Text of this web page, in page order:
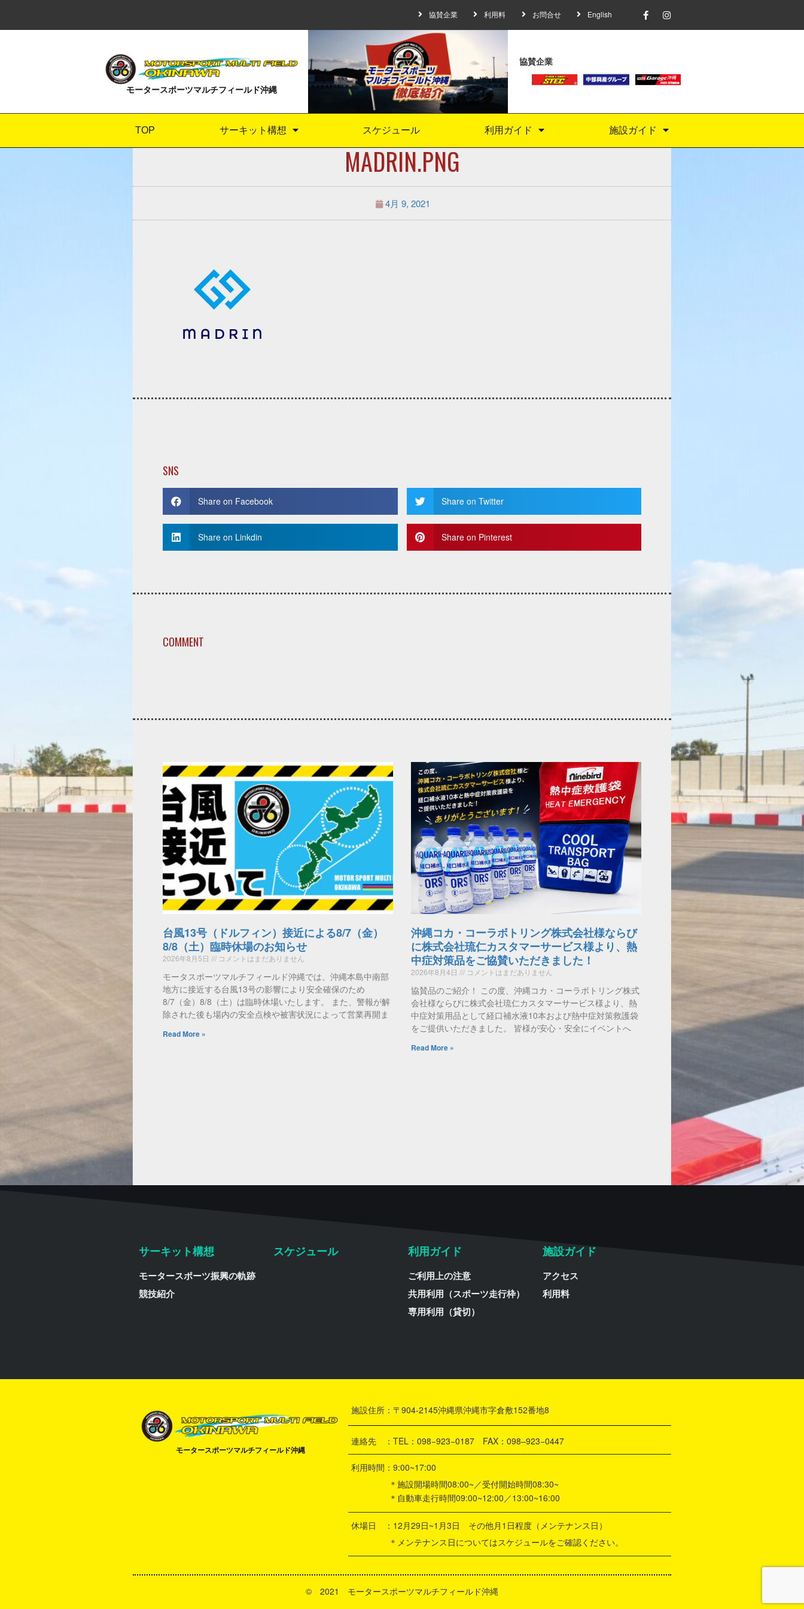
協賛企業 利用料 お問合せ English
モータースポーツマルチフィールド沖縄
協賛企業
TOP サーキット構想 スケジュール 利用ガイド 施設ガイド
MADRIN.PNG
4月 9, 2021
SNS
Share on Facebook Share on Twitter
Share on Linkdin Share on Pinterest
COMMENT
台風13号（ドルフィン）接近による8/7（金）
8/8（土）臨時休場のお知らせ
2026年8月5日 コメントはまだありません
モータスポーツマルチフィールド沖縄では、沖縄本島中南部
地方に接近する台風13号の影響により安全確保のため
8/7（金）8/8（土）は臨時休場いたします。 また、警報が解
除された後も場内の安全点検や被害状況によって営業再開ま
Read More »
沖縄コカ・コーラボトリング株式会社様ならび
に株式会社琉仁カスタマーサービス様より、熱
中症対策品をご協賛いただきました！
2026年8月4日 コメントはまだありません
協賛品のご紹介！ この度、沖縄コカ・コーラボトリング株式
会社様ならびに株式会社琉仁カスタマーサービス様より、熱
中症対策用品として経口補水液10本および熱中症対策救護袋
をご提供いただきました。 皆様が安心・安全にイベントへ
Read More »
サーキット構想
モータースポーツ振興の軌跡
競技紹介
スケジュール 利用ガイド
ご利用上の注意
共用利用（スポーツ走行枠）
専用利用（貸切）
施設ガイド
アクセス
利用料
モータースポーツマルチフィールド沖縄
施設住所：〒904-2145沖縄県沖縄市字倉敷152番地8
連絡先 ：TEL：098−923−0187 FAX：098–923−0447
利用時間：9:00~17:00
＊施設開場時間08:00~／受付開始時間08:30~
＊自動車走行時間09:00~12:00／13:00~16:00
休場日 ：12月29日~1月3日 その他月1日程度（メンテナンス日）
＊メンテナンス日についてはスケジュールをご確認ください。
©️ 2021 モータースポーツマルチフィールド沖縄